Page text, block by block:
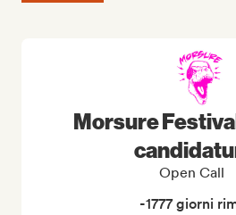
Morsure
Open Call
-1777 giorni